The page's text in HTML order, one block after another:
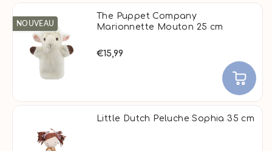
NOUVEAU
The Puppet Company
Marionnette Mouton 25 cm
€15,99
Little Dutch Peluche Sophia 35 cm